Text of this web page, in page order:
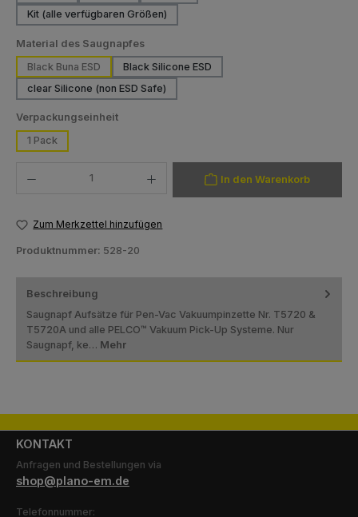
Kit (alle verfügbaren Größen)
Material des Saugnapfesauswählen
Black Buna ESD
Black Silicone ESD
(Diese Option ist zurzeit nicht verfügbar.)
clear Silicone (non ESD Safe)
Verpackungseinheitauswählen
1 Pack
In den Warenkorb
Zum Merkzettel hinzufügen
Produktnummer: 528-20
Beschreibung
Saugnapf Aufsätze für Pen-Vac Vakuumpinzette Nr. T5720 &
T5720A und alle PELCO™ Vakuum Pick-Up Systeme. Nur
Saugnapf, ke… Mehr
KONTAKT
Anfragen und Bestellungen via
shop@plano-em.de
Telefonnummer: